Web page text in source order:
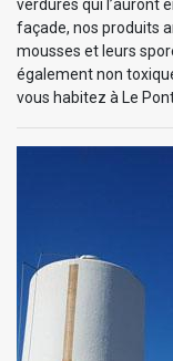
verdures qui l’auront
façade, nos produits
mousses et leurs
également non
vous habitez à Le